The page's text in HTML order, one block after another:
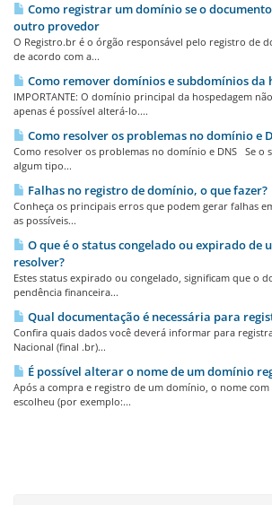
Como registrar um domínio se o
outro provedor
O Registro.br é o órgão responsável pelo registro de
de acordo com a...
Como remover domínios e subdomínios da
IMPORTANTE: O domínio principal da hospedagem
apenas é possível alterá-lo....
Como resolver os problemas no domínio e
Como resolver os problemas no domínio e DNS Se o
algum tipo...
Falhas no registro de domínio, o que fazer?
Conheça os principais erros que podem gerar falhas
as possíveis...
O que é o status congelado ou expirado de
resolver?
Estes status expirado ou congelado, significam que o
pendência financeira...
Qual documentação é necessária para
Confira quais dados você deverá informar para
Nacional (final .br)...
É possível alterar o nome de um domínio
Após a compra e registro de um domínio, o nome com
escolheu (por exemplo:...